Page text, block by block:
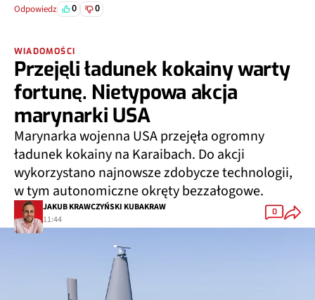
Odpowiedz 0 0
WIADOMOŚCI
Przejęli ładunek kokainy warty
fortunę. Nietypowa akcja
marynarki USA
Marynarka wojenna USA przejęła ogromny
ładunek kokainy na Karaibach. Do akcji
wykorzystano najnowsze zdobycze technologii,
w tym autonomiczne okręty bezzałogowe.
JAKUB KRAWCZYŃSKI KUBAKRAW
11:44
0